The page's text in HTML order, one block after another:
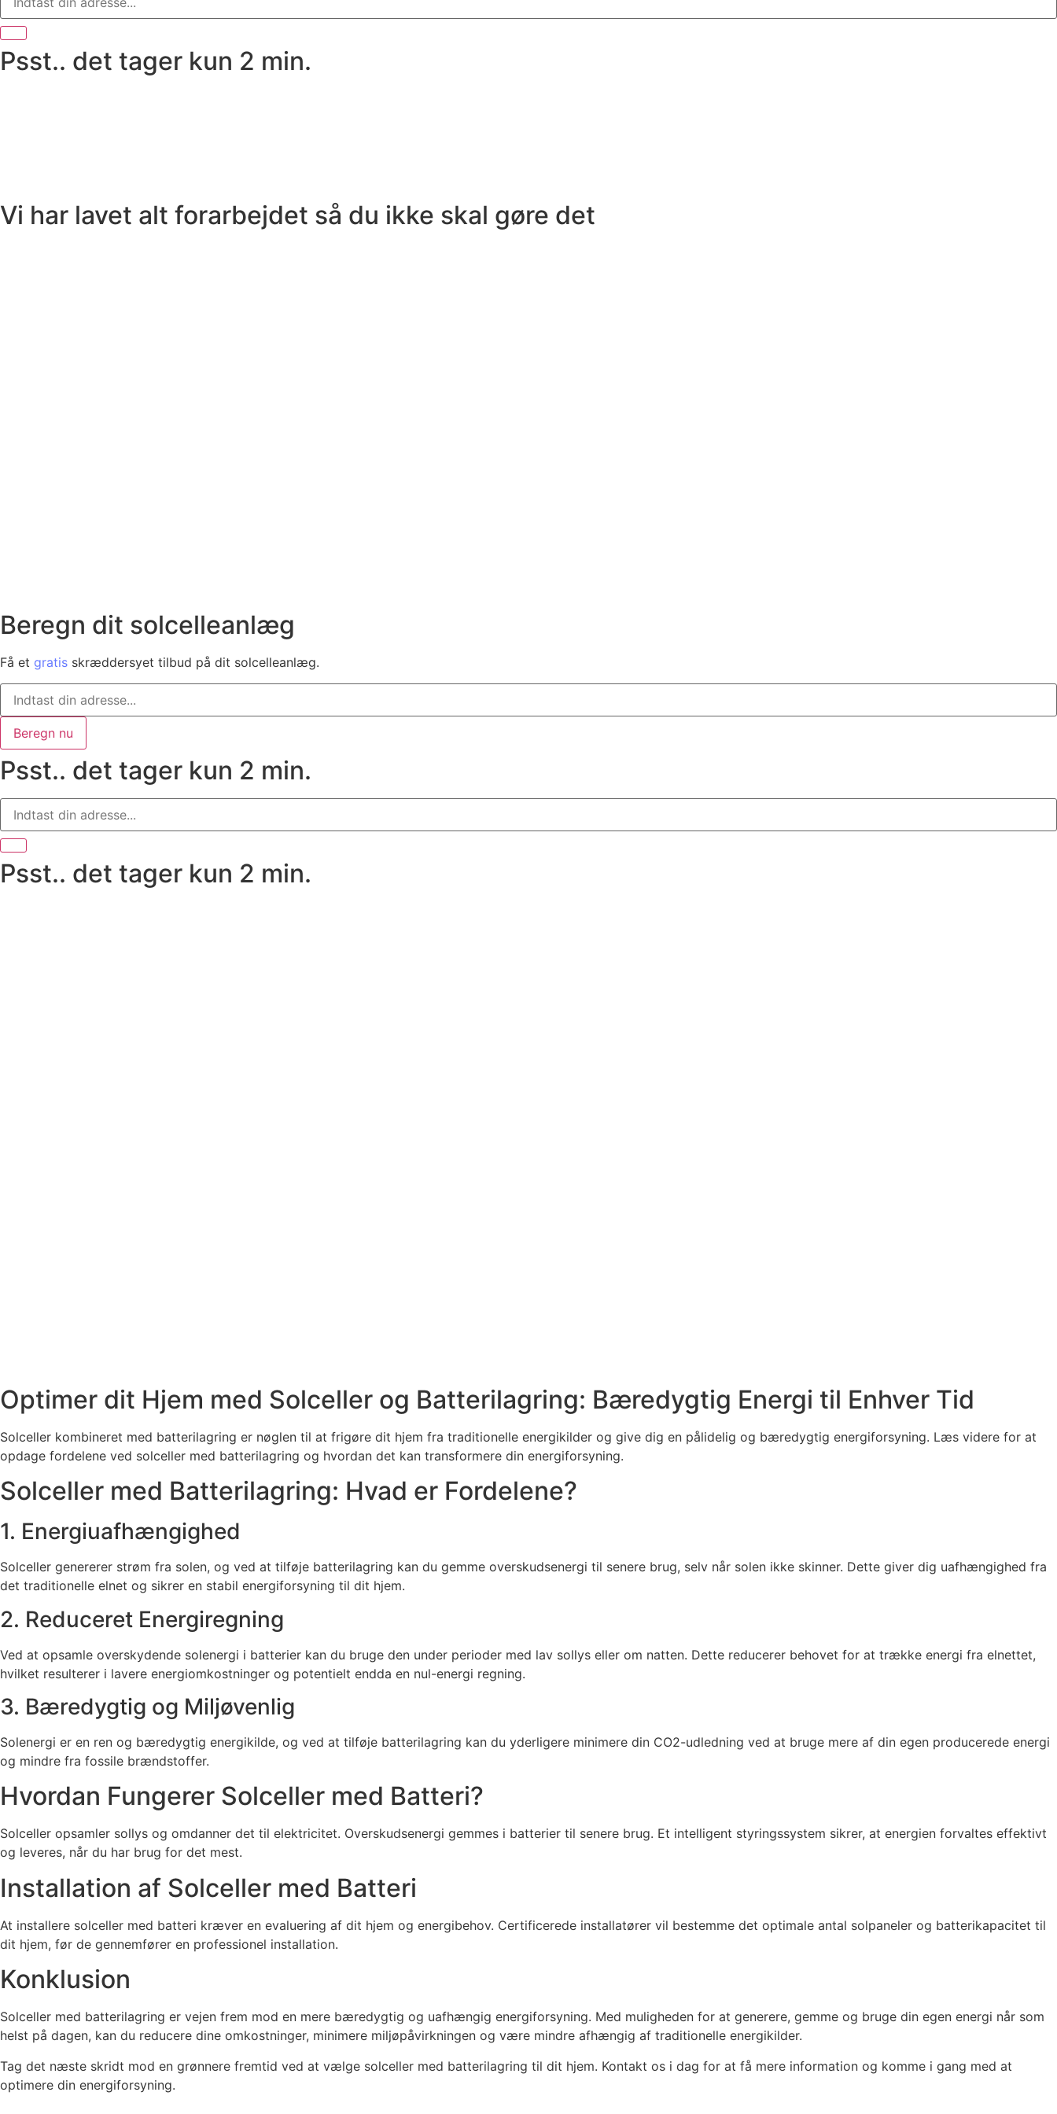
Psst.. det tager kun 2 min.
Vi har lavet alt forarbejdet så du ikke skal gøre det
Beregn dit solcelleanlæg
Få et gratis skræddersyet tilbud på dit solcelleanlæg.
Beregn nu
Psst.. det tager kun 2 min.
Psst.. det tager kun 2 min.
Optimer dit Hjem med Solceller og Batterilagring: Bæredygtig Energi til Enhver Tid
Solceller kombineret med batterilagring er nøglen til at frigøre dit hjem fra traditionelle energikilder og give dig en pålidelig og bæredygtig energiforsyning. Læs videre for at
opdage fordelene ved solceller med batterilagring og hvordan det kan transformere din energiforsyning.
Solceller med Batterilagring: Hvad er Fordelene?
1. Energiuafhængighed
Solceller genererer strøm fra solen, og ved at tilføje batterilagring kan du gemme overskudsenergi til senere brug, selv når solen ikke skinner. Dette giver dig uafhængighed fra
det traditionelle elnet og sikrer en stabil energiforsyning til dit hjem.
2. Reduceret Energiregning
Ved at opsamle overskydende solenergi i batterier kan du bruge den under perioder med lav sollys eller om natten. Dette reducerer behovet for at trække energi fra elnettet,
hvilket resulterer i lavere energiomkostninger og potentielt endda en nul-energi regning.
3. Bæredygtig og Miljøvenlig
Solenergi er en ren og bæredygtig energikilde, og ved at tilføje batterilagring kan du yderligere minimere din CO2-udledning ved at bruge mere af din egen producerede energi
og mindre fra fossile brændstoffer.
Hvordan Fungerer Solceller med Batteri?
Solceller opsamler sollys og omdanner det til elektricitet. Overskudsenergi gemmes i batterier til senere brug. Et intelligent styringssystem sikrer, at energien forvaltes effektivt
og leveres, når du har brug for det mest.
Installation af Solceller med Batteri
At installere solceller med batteri kræver en evaluering af dit hjem og energibehov. Certificerede installatører vil bestemme det optimale antal solpaneler og batterikapacitet til
dit hjem, før de gennemfører en professionel installation.
Konklusion
Solceller med batterilagring er vejen frem mod en mere bæredygtig og uafhængig energiforsyning. Med muligheden for at generere, gemme og bruge din egen energi når som
helst på dagen, kan du reducere dine omkostninger, minimere miljøpåvirkningen og være mindre afhængig af traditionelle energikilder.
Tag det næste skridt mod en grønnere fremtid ved at vælge solceller med batterilagring til dit hjem. Kontakt os i dag for at få mere information og komme i gang med at
optimere din energiforsyning.